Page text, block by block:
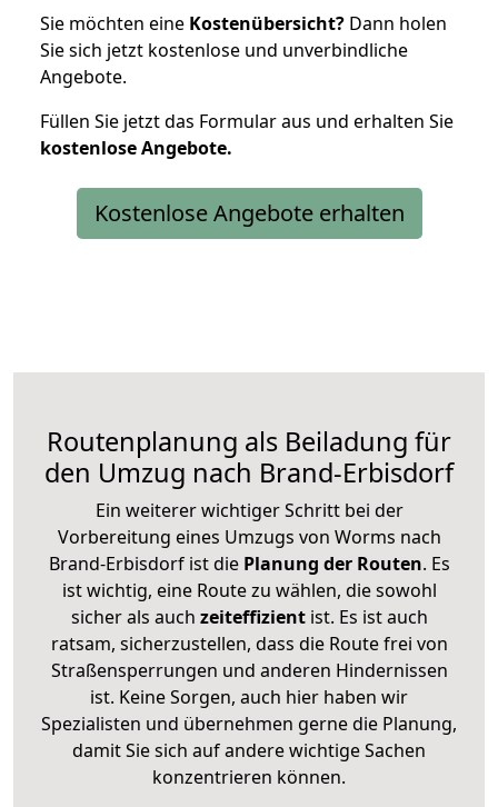
Sie möchten eine Kostenübersicht? Dann holen
Sie sich jetzt kostenlose und unverbindliche
Angebote.
Füllen Sie jetzt das Formular aus und erhalten Sie
kostenloseAngebote.
Kostenlose Angebote erhalten
Routenplanung als Beiladung für
den Umzug nach Brand-Erbisdorf
Ein weiterer wichtiger Schritt bei der
Vorbereitung eines Umzugs von Worms nach
Brand-Erbisdorf ist diePlanung der Routen. Es
ist wichtig, eine Route zu wählen, die sowohl
sicher als auch zeiteffizientist. Es ist auch
ratsam, sicherzustellen, dass die Route frei von
Straßensperrungen und anderen Hindernissen
ist. Keine Sorgen, auch hier haben wir
Spezialisten und übernehmen gerne die Planung,
damit Sie sich auf andere wichtige Sachen
konzentrieren können.